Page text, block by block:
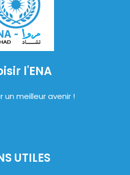
l'ENA
un meilleur avenir !
UTILES